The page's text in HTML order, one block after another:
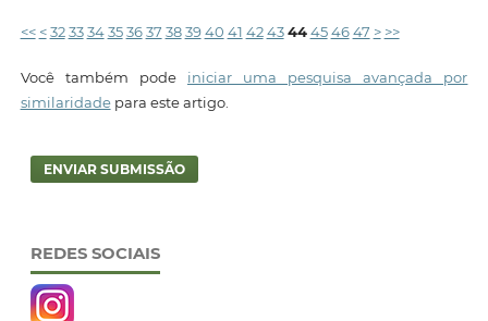
<< < 32 33 34 35 36 37 38 39 40 41 42 43 44 45 46 47 > >>
Você também pode iniciar uma pesquisa avançada por
similaridadepara este artigo.
ENVIAR SUBMISSÃO
REDES SOCIAIS